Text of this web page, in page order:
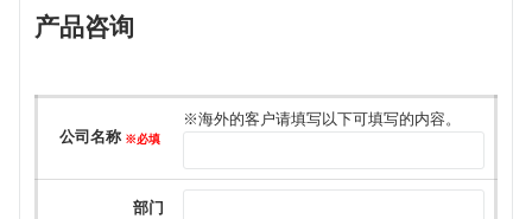
产品咨询
このフィールドは空のままにしてください。
公司名称 ※必填
※海外的客户请填写以下可填写的内容。
部门